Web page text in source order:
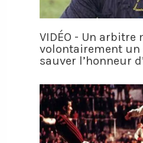
VIDÉO - Un arbitre
volontairement
sauver l’honneur